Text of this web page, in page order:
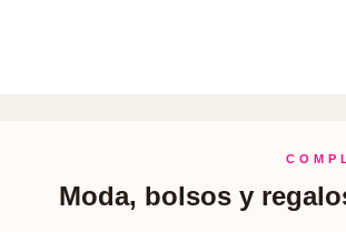
Moda, bolsos y